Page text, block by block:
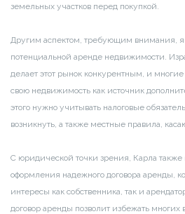
земельных участков перед покупкой.
Другим аспектом, требующим внимания,
потенциальной аренде недвижимости.
делает этот рынок конкурентным, и
свою недвижимость как источник
этого нужно учитывать налоговые
возникнуть, а также местные правила,
С юридической точки зрения, Карла также
оформления надежного договора аренды,
интересы как собственника, так и
договор аренды позволит избежать многих